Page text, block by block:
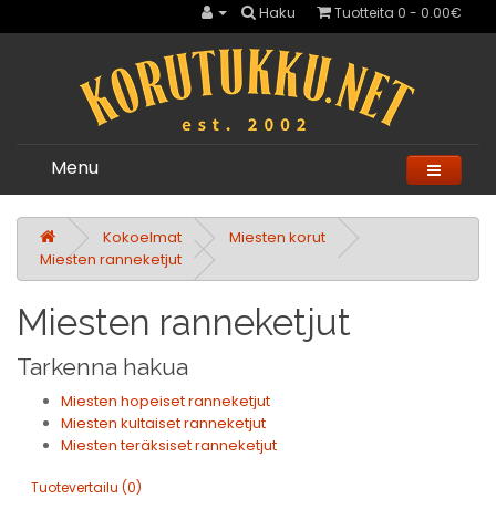
Haku Tuotteita 0 - 0.00€
Menu
Kokoelmat
Miesten korut
Miesten ranneketjut
Miesten ranneketjut
Tarkenna hakua
Miesten hopeiset ranneketjut
Miesten kultaiset ranneketjut
Miesten teräksiset ranneketjut
Tuotevertailu (0)